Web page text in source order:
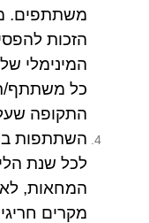
משתתפים.
הזכות
המינימלי
כל משתתף/
התקופה
השתתפות
לכל שנת
המחאות,
מקרים